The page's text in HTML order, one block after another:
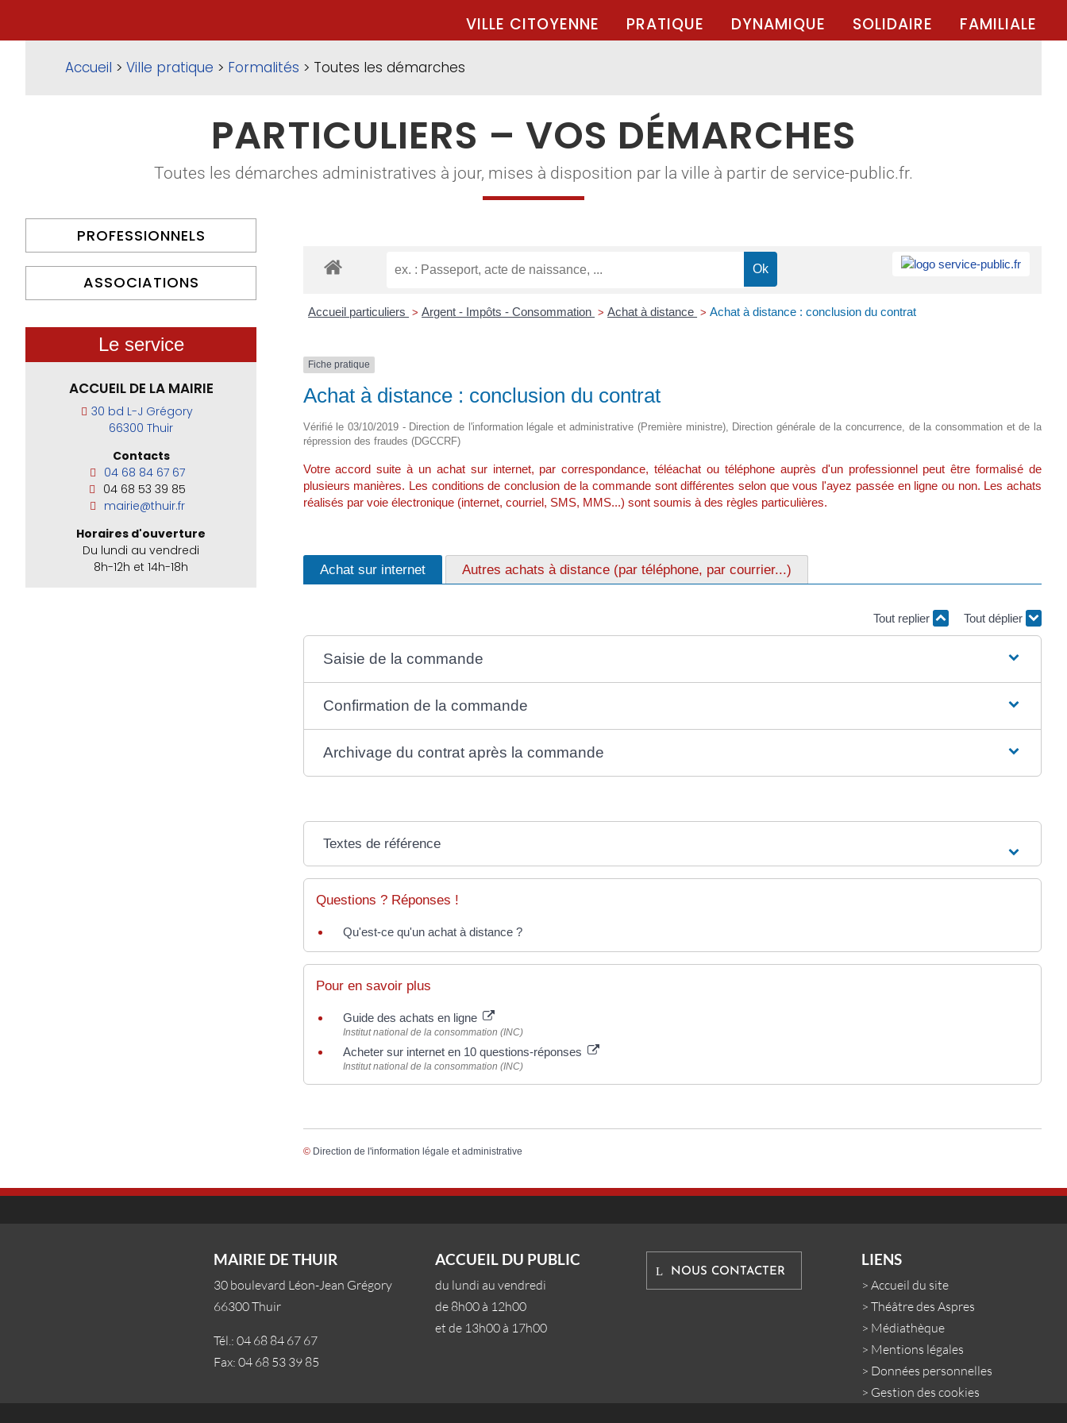
VILLE CITOYENNE PRATIQUE DYNAMIQUE SOLIDAIRE FAMILIALE
Accueil > Ville pratique > Formalités > Toutes les démarches
PARTICULIERS – VOS DÉMARCHES
Toutes les démarches administratives à jour, mises à disposition par la ville à partir de service-public.fr.
PROFESSIONNELS
ASSOCIATIONS
Le service
ACCUEIL DE LA MAIRIE
30 bd L-J Grégory
66300 Thuir
Contacts
04 68 84 67 67
04 68 53 39 85
mairie@thuir.fr
Horaires d'ouverture
Du lundi au vendredi
8h-12h et 14h-18h
Accueil particuliers > Argent - Impôts - Consommation > Achat à distance > Achat à distance : conclusion du contrat
Fiche pratique
Achat à distance : conclusion du contrat
Vérifié le 03/10/2019 - Direction de l'information légale et administrative (Première ministre), Direction générale de la concurrence, de la consommation et de la
répression des fraudes (DGCCRF)
Votre accord suite à un achat sur internet, par correspondance, téléachat ou téléphone auprès d'un professionnel peut être formalisé de
plusieurs manières. Les conditions de conclusion de la commande sont différentes selon que vous l'ayez passée en ligne ou non. Les achats
réalisés par voie électronique (internet, courriel, SMS, MMS...) sont soumis à des règles particulières.
Achat sur internet Autres achats à distance (par téléphone, par courrier...)
Tout replier Tout déplier
Saisie de la commande
Confirmation de la commande
Archivage du contrat après la commande
Textes de référence
Questions ? Réponses !
Qu'est-ce qu'un achat à distance ?
Pour en savoir plus
Guide des achats en ligne
Institut national de la consommation (INC)
Acheter sur internet en 10 questions-réponses
Institut national de la consommation (INC)
© Direction de l'information légale et administrative
MAIRIE DE THUIR
30 boulevard Léon-Jean Grégory
66300 Thuir
Tél.: 04 68 84 67 67
Fax: 04 68 53 39 85
ACCUEIL DU PUBLIC
du lundi au vendredi
de 8h00 à 12h00
et de 13h00 à 17h00
NOUS CONTACTER
LIENS
>Accueil du site
>Théâtre des Aspres
> Médiathèque
> Mentions légales
> Données personnelles
> Gestion des cookies